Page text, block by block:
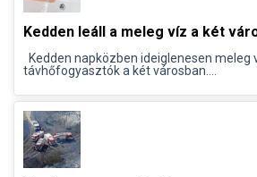
Kedden leáll a meleg víz a két
Kedden napközben ideiglenesen meleg
távhőfogyasztók a két városban....